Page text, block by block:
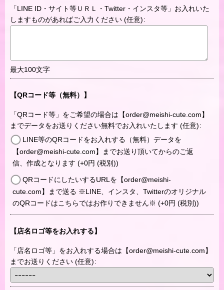
「LINE ID・サイト等ＵＲＬ・Twitter・インスタ等」お入れいた
しますものがあればご入力ください (任意):
最大100文字
【QRコード等（無料）】
「QRコード等」をご希望の場合は【order@meishi-cute.com】
までデータをお送りください無料でお入れいたします (任意):
LINE等のQRコードをお入れする（無料）データを
【order@meishi-cute.com】までお送り頂いてからのご返
信、作成となります (+0円 (税別))
QRコードにしたいするURLを【order@meishi-
cute.com】まで送る ※LINE、インスタ、Twitterのオリジナル
のQRコードはこちらではお作りできません※ (+0円 (税別))
【店名ロゴ等をお入れする】
「店名ロゴ等」をお入れする場合は【order@meishi-cute.com】
までお送りください (任意):